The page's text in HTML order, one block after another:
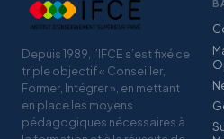
Depuis 1989, l’IFCE s’est fixé ce
triple objectif « Conseiller,
Former, Intégrer », en mettant
en place les moyens
pédagogiques nécessaires à